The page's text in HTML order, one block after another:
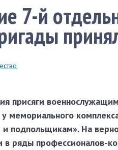
7-й
присяги
мемориального
подпольщикам». На
ряды профессионалов-